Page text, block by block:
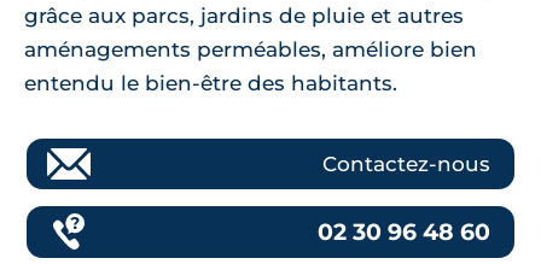
grâce aux parcs, jardins de pluie et autres
aménagements perméables, améliore bien
entendu le bien-être des habitants.
Contactez-nous
02 30 96 48 60